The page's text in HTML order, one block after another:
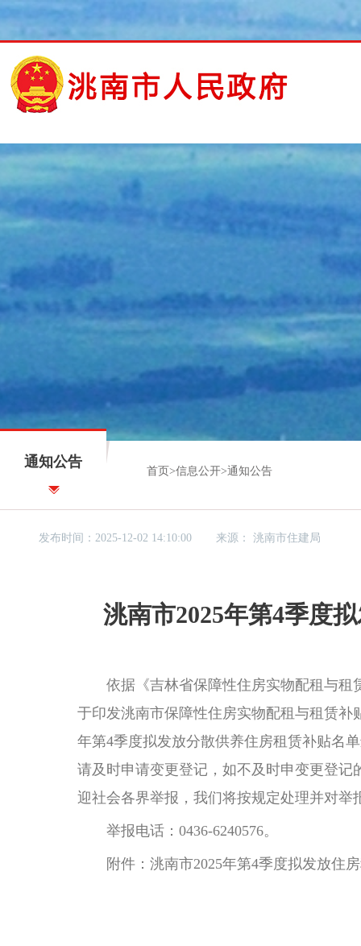
通知公告
首页 >信息公开>通知公告
发布时间：2025-12-02 14:10:00 来源：洮南市住建局
洮南市2025年第4季度
依据《吉林省保障性住房实物配租与租赁
于印发洮南市保障性住房实物配租与租赁补
年第4季度拟发放分散供养住房租赁补贴名
请及时申请变更登记，如不及时申变更登
迎社会各界举报，我们将按规定处理并对举
举报电话：0436-6240576。
附件：洮南市2025年第4季度拟发放住房